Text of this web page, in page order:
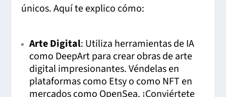
únicos. Aquí te explico cómo:
Arte Digital: Utiliza herramientas de IA
como DeepArt para crear obras de arte
digital impresionantes. Véndelas en
plataformas como Etsy o como NFT en
mercados como OpenSea. ¡Conviértete